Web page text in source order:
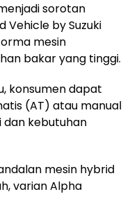
sorotan
Vehicle by Suzuki
mesin
bakar yang tinggi.
konsumen dapat
(AT) atau manual
dan kebutuhan
mesin hybrid
varian Alpha